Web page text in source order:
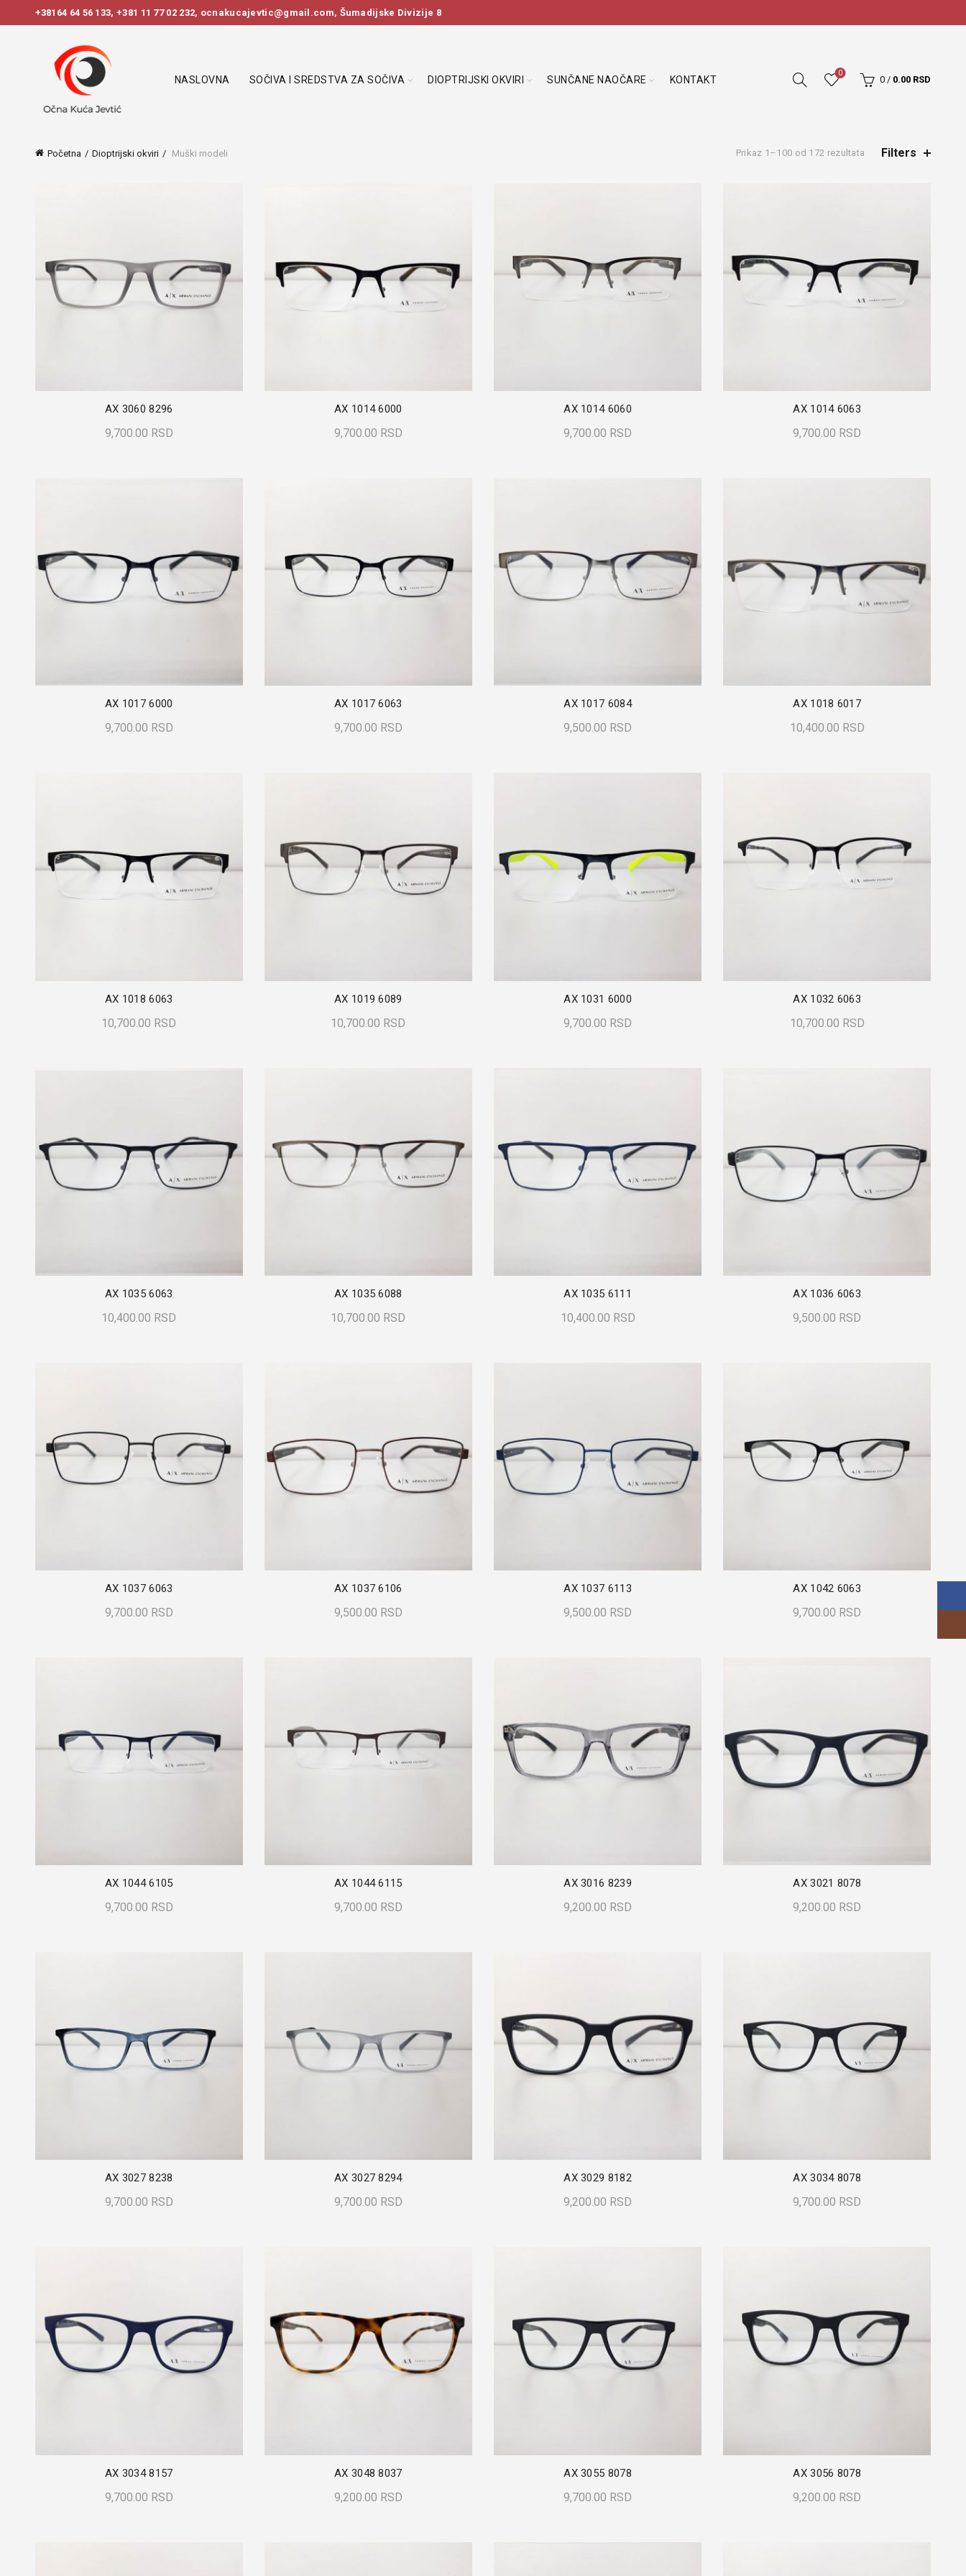
+38164 64 56 133,+381 11 77 02 232, ocnakucajevtic@gmail.com, Šumadijske Divizije 8
NASLOVNA SOČIVA I SREDSTVA ZA SOČIVA DIOPTRIJSKI OKVIRI SUNČANE NAOČARE KONTAKT
0
0 / 0.00 RSD
Početna Dioptrijski okviri Muški modeli Prikaz 1–100 od 172 rezultata Filters
AX 3060 8296
9,700.00 RSD
AX 1014 6000
9,700.00 RSD
AX 1014 6060
9,700.00 RSD
AX 1014 6063
9,700.00 RSD
AX 1017 6000
9,700.00 RSD
AX 1017 6063
9,700.00 RSD
AX 1017 6084
9,500.00 RSD
AX 1018 6017
10,400.00 RSD
AX 1018 6063
10,700.00 RSD
AX 1019 6089
10,700.00 RSD
AX 1031 6000
9,700.00 RSD
AX 1032 6063
10,700.00 RSD
AX 1035 6063
10,400.00 RSD
AX 1035 6088
10,700.00 RSD
AX 1035 6111
10,400.00 RSD
AX 1036 6063
9,500.00 RSD
AX 1037 6063
9,700.00 RSD
AX 1037 6106
9,500.00 RSD
AX 1037 6113
9,500.00 RSD
AX 1042 6063
9,700.00 RSD
AX 1044 6105
9,700.00 RSD
AX 1044 6115
9,700.00 RSD
AX 3016 8239
9,200.00 RSD
AX 3021 8078
9,200.00 RSD
AX 3027 8238
9,700.00 RSD
AX 3027 8294
9,700.00 RSD
AX 3029 8182
9,200.00 RSD
AX 3034 8078
9,700.00 RSD
AX 3034 8157
9,700.00 RSD
AX 3048 8037
9,200.00 RSD
AX 3055 8078
9,700.00 RSD
AX 3056 8078
9,200.00 RSD